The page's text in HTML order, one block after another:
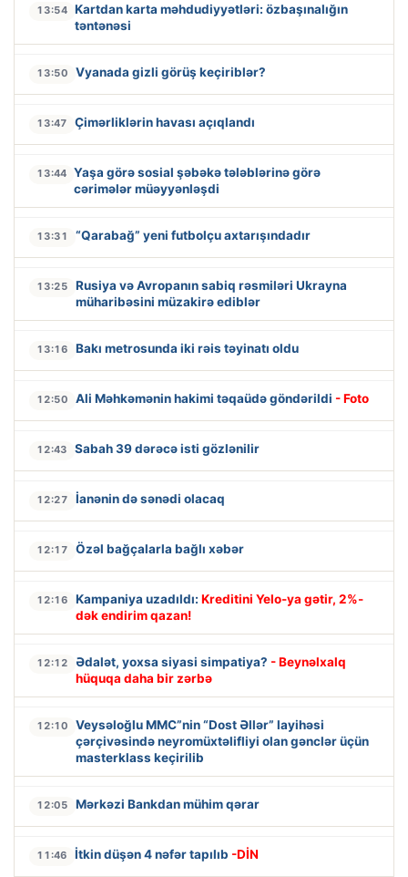
13:54 Kartdan karta məhdudiyyətləri: özbaşınalığın
təntənəsi
13:50 Vyanada gizli görüş keçiriblər?
13:47 Çimərliklərin havası açıqlandı
13:44 Yaşa görə sosial şəbəkə tələblərinə görə
cərimələr müəyyənləşdi
13:31 “Qarabağ” yeni futbolçu axtarışındadır
13:25
Rusiya və Avropanın sabiq rəsmiləri Ukrayna
müharibəsini müzakirə ediblər
13:16 Bakı metrosunda iki rəis təyinatı oldu
12:50 Ali Məhkəmənin hakimi təqaüdə göndərildi - Foto
12:43 Sabah 39 dərəcə isti gözlənilir
12:27 İanənin də sənədi olacaq
12:17 Özəl bağçalarla bağlı xəbər
12:16 Kampaniya uzadıldı: Kreditini Yelo-ya gətir, 2%-
dək endirim qazan!
12:12 Ədalət, yoxsa siyasi simpatiya? - Beynəlxalq
hüquqa daha bir zərbə
12:10
Veysəloğlu MMC”nin “Dost Əllər” layihəsi
çərçivəsində neyromüxtəlifliyi olan gənclər üçün
masterklass keçirilib
12:05 Mərkəzi Bankdan mühim qərar
11:46 İtkin düşən 4 nəfər tapılıb -DİN